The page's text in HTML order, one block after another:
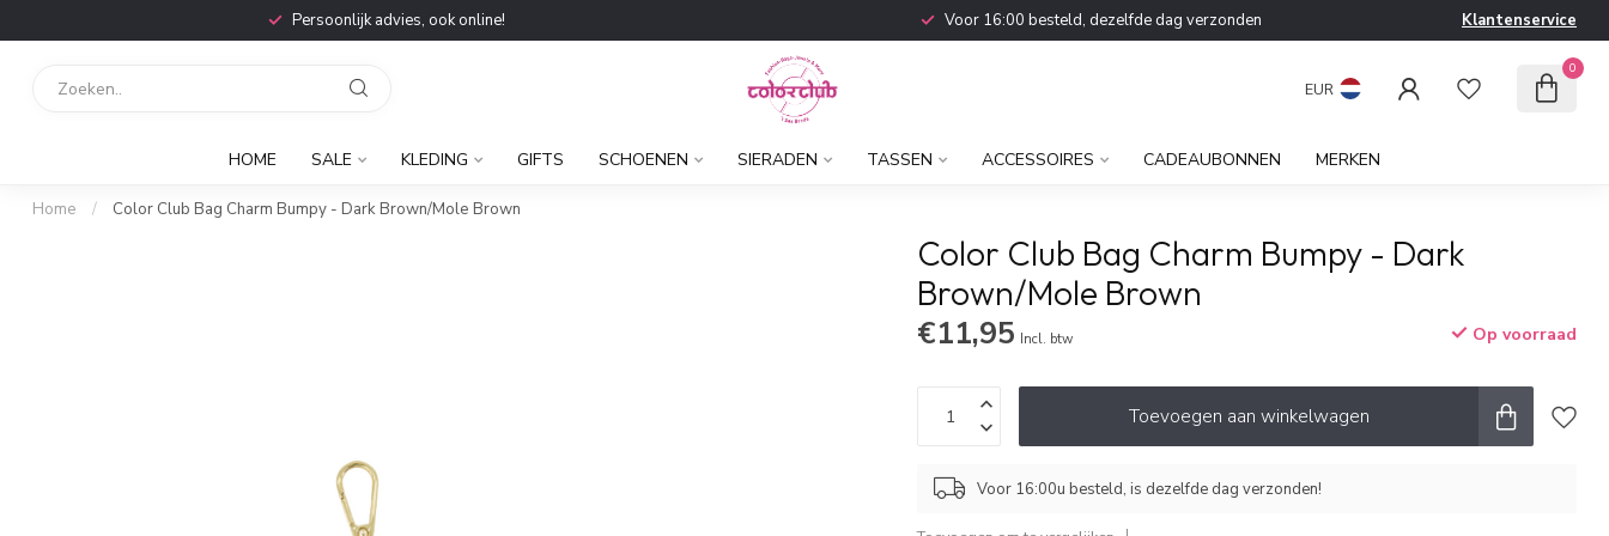
Persoonlijk advies, ook online! Voor 16:00 besteld, dezelfde dag verzonden Klantenservice
EUR
0
HOME SALE KLEDING GIFTS SCHOENEN SIERADEN TASSEN ACCESSOIRES CADEAUBONNEN MERKEN
Home / Color Club Bag Charm Bumpy - Dark Brown/Mole Brown
Color Club Bag Charm Bumpy - Dark
Brown/Mole Brown
€11,95 Incl. btw Op voorraad
Toevoegen aan winkelwagen
Voor 16:00u besteld, is dezelfde dag verzonden!